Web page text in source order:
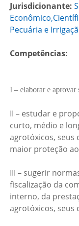
Jurisdicionante:
Pecuária e
Competências:
I – elaborar e aprovar
II – estudar e
curto, médio e
agrotóxicos, seus
maior proteção
III – sugerir
fiscalização da
interno, da
agrotóxicos, seus